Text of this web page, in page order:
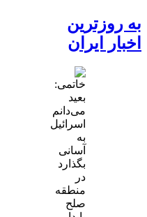
به روزترین
اخبار ایران